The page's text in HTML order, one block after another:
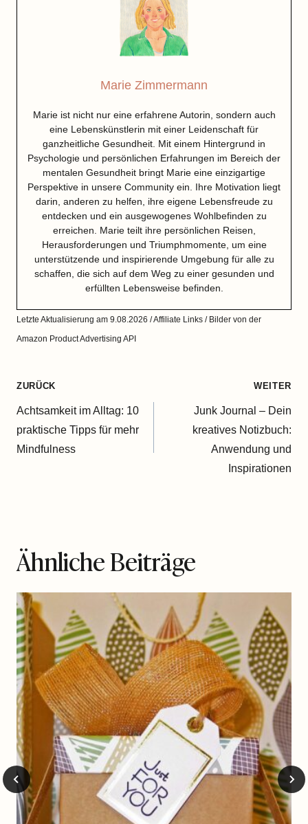
Marie Zimmermann
Marie ist nicht nur eine erfahrene Autorin, sondern auch
eine Lebenskünstlerin mit einer Leidenschaft für
ganzheitliche Gesundheit. Mit einem Hintergrund in
Psychologie und persönlichen Erfahrungen im Bereich der
mentalen Gesundheit bringt Marie eine einzigartige
Perspektive in unsere Community ein. Ihre Motivation liegt
darin, anderen zu helfen, ihre eigene Lebensfreude zu
entdecken und ein ausgewogenes Wohlbefinden zu
erreichen. Marie teilt ihre persönlichen Reisen,
Herausforderungen und Triumphmomente, um eine
unterstützende und inspirierende Umgebung für alle zu
schaffen, die sich auf dem Weg zu einer gesunden und
erfüllten Lebensweise befinden.
Letzte Aktualisierung am 9.08.2026 / Affiliate Links / Bilder von der
Amazon Product Advertising API
Beitragsnavigation
ZURÜCK
Achtsamkeit im Alltag: 10
praktische Tipps für mehr
Mindfulness
WEITER
Junk Journal – Dein
kreatives Notizbuch:
Anwendung und
Inspirationen
Ähnliche Beiträge